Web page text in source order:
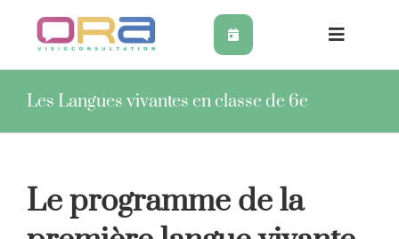
content
Toggle
Psychologie en ligne
Les Langues vivantes en classe de 6e
Le programme de la